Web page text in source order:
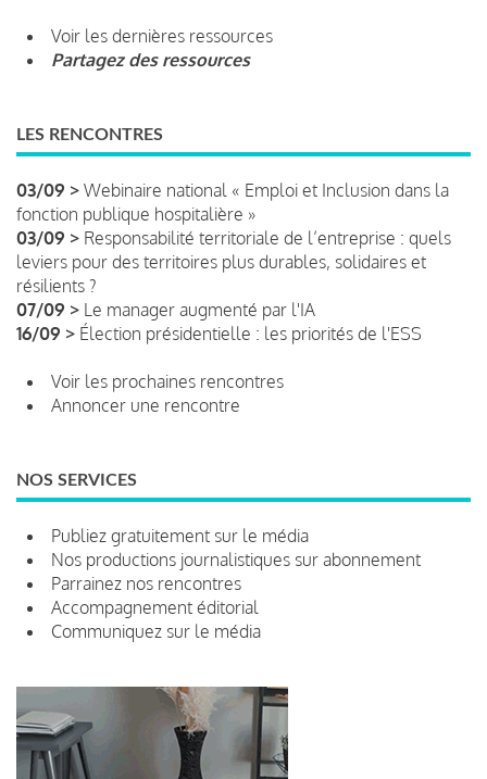
Voir les dernières ressources
Partagez des ressources
LES RENCONTRES
03/09 > Webinaire national « Emploi et Inclusion dans la
fonction publique hospitalière »
03/09 > Responsabilité territoriale de l’entreprise : quels
leviers pour des territoires plus durables, solidaires et
résilients ?
07/09 > Le manager augmenté par l'IA
16/09 > Élection présidentielle : les priorités de l'ESS
Voir les prochaines rencontres
Annoncer une rencontre
NOS SERVICES
Publiez gratuitement sur le média
Nos productions journalistiques sur abonnement
Parrainez nos rencontres
Accompagnement éditorial
Communiquez sur le média